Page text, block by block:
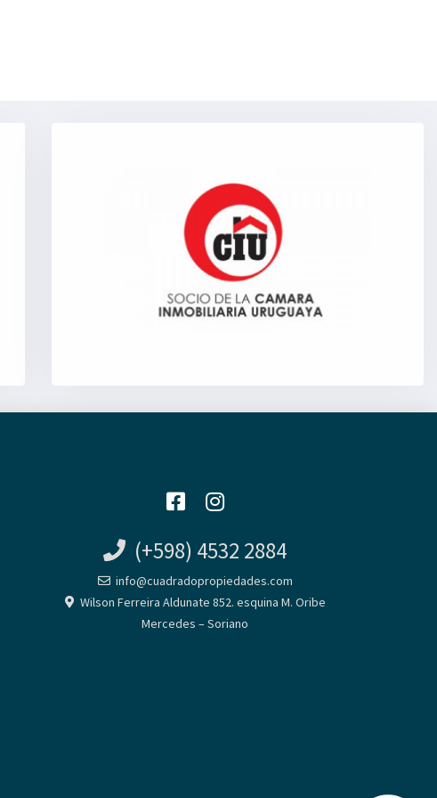
(+598) 4532 2884
info@cuadradopropiedades.com
Wilson Ferreira Aldunate 852. esquina M. Oribe
Mercedes – Soriano